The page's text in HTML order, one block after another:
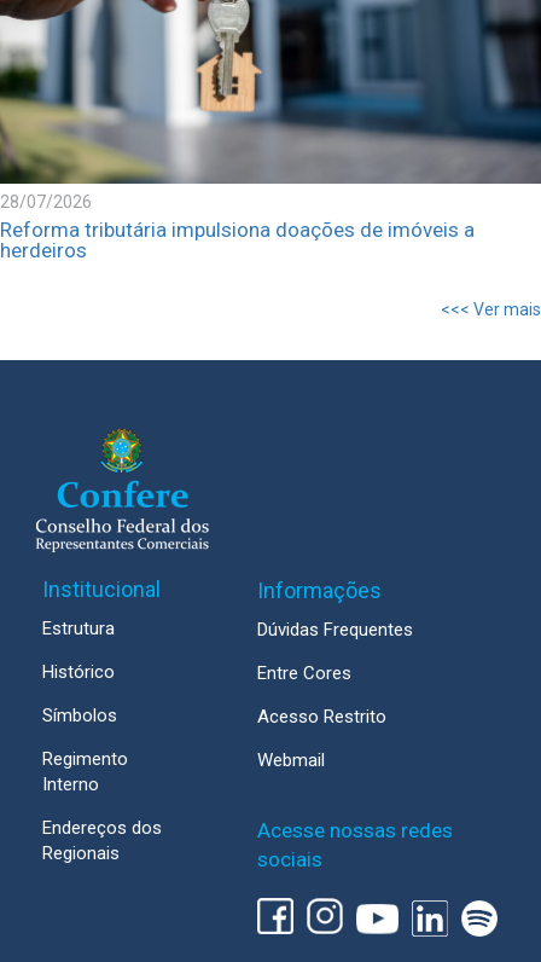
28/07/2026
Reforma tributária impulsiona doações de imóveis a
herdeiros
<<< Ver mais
Institucional
Estrutura
Histórico
Símbolos
Regimento
Interno
Endereços dos
Regionais
Informações
Dúvidas Frequentes
Entre Cores
Acesso Restrito
Webmail
Acesse nossas redes
sociais